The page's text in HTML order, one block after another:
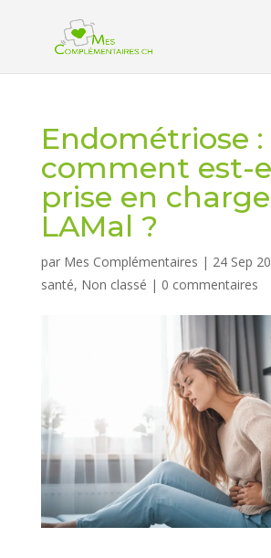
Endométriose :
comment est-
prise en
LAMal ?
par Mes Complémentaires | 24 Sep
santé, Non classé | 0 commentaires